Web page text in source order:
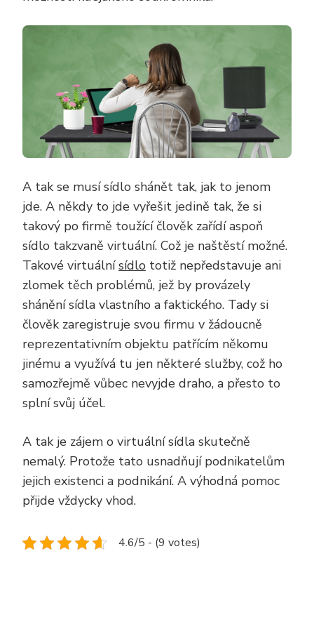
A tak se musí sídlo shánět tak, jak to jenom
jde. A někdy to jde vyřešit jedině tak, že si
takový po firmě toužící člověk zařídí aspoň
sídlo takzvaně virtuální. Což je naštěstí možné.
Takové virtuálnísídlo totiž nepředstavuje ani
zlomek těch problémů, jež by provázely
shánění sídla vlastního a faktického. Tady si
člověk zaregistruje svou firmu v žádoucně
reprezentativním objektu patřícím někomu
jinému a využívá tu jen některé služby, což ho
samozřejmě vůbec nevyjde draho, a přesto to
splní svůj účel.
A tak je zájem o virtuální sídla skutečně
nemalý. Protože tato usnadňují podnikatelům
jejich existenci a podnikání. A výhodná pomoc
přijde vždycky vhod.
4.6/5 - (9 votes)